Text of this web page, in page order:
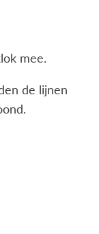
mee.
de lijnen